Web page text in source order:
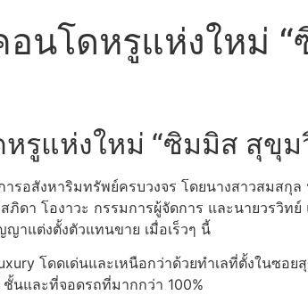
นโดหรูแห่งใหม่
รูแห่งใหม่ “ซิมมิส สุขุม
อสังหาริมทรัพย์ครบวงจร โดยนางสาวสมสกุ
ดา โองาวะ กรรมการผู้จัดการ และนายวรวิ
าแต่งตั้งตัวแทนขาย เมื่อเร็วๆ นี้
โดดเด่นและเหนือกว่าด้วยทำเลที่ตั้งในซอ
นและที่จอดรถที่มากกว่า 100%